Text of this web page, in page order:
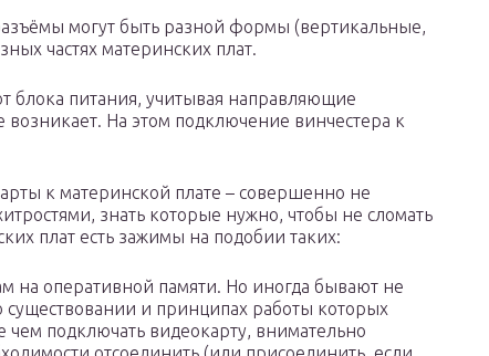
могут быть разной формы (вертикальные,
частях материнских плат.
блока питания, учитывая направляющие
На этом подключение винчестера к
к материнской плате – совершенно не
знать которые нужно, чтобы не сломать
плат есть зажимы на подобии таких:
на оперативной памяти. Но иногда бывают не
и принципах работы которых
подключать видеокарту, внимательно